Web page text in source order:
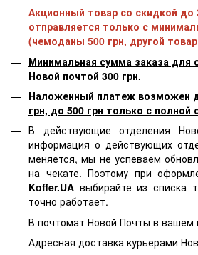
Акционный товар со скидкой до
отправляется только с
(чемоданы 500 грн, другой товар
Минимальная сумма заказа для
Новой почтой 300 грн.
Наложенный платеж возможен
грн, до 500 грн только с полной
В действующие отделения
информация о действующих
меняется, мы не успеваем
на чекате. Поэтому при
Koffer.UA выбирайте из списка
точно работает.
В почтомат Новой Почты в вашем
Адресная доставка курьерами